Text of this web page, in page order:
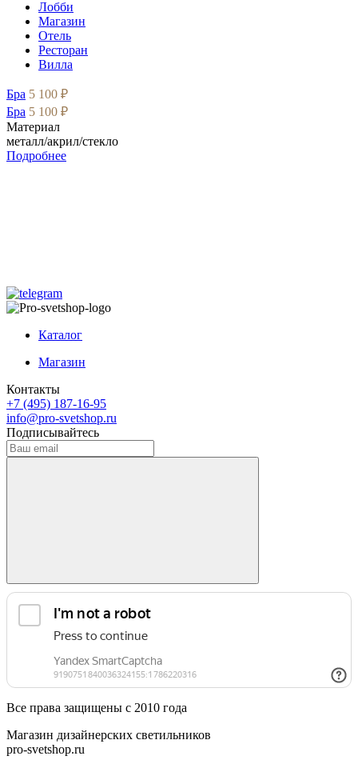
Лобби
Магазин
Отель
Ресторан
Вилла
Бра 5 100 ₽
Бра 5 100 ₽
Материал
металл/акрил/стекло
Подробнее
Каталог
Магазин
Контакты
+7 (495) 187-16-95
info@pro-svetshop.ru
Подписывайтесь
Все права защищены с 2010 года
Магазин дизайнерских светильников
pro-svetshop.ru